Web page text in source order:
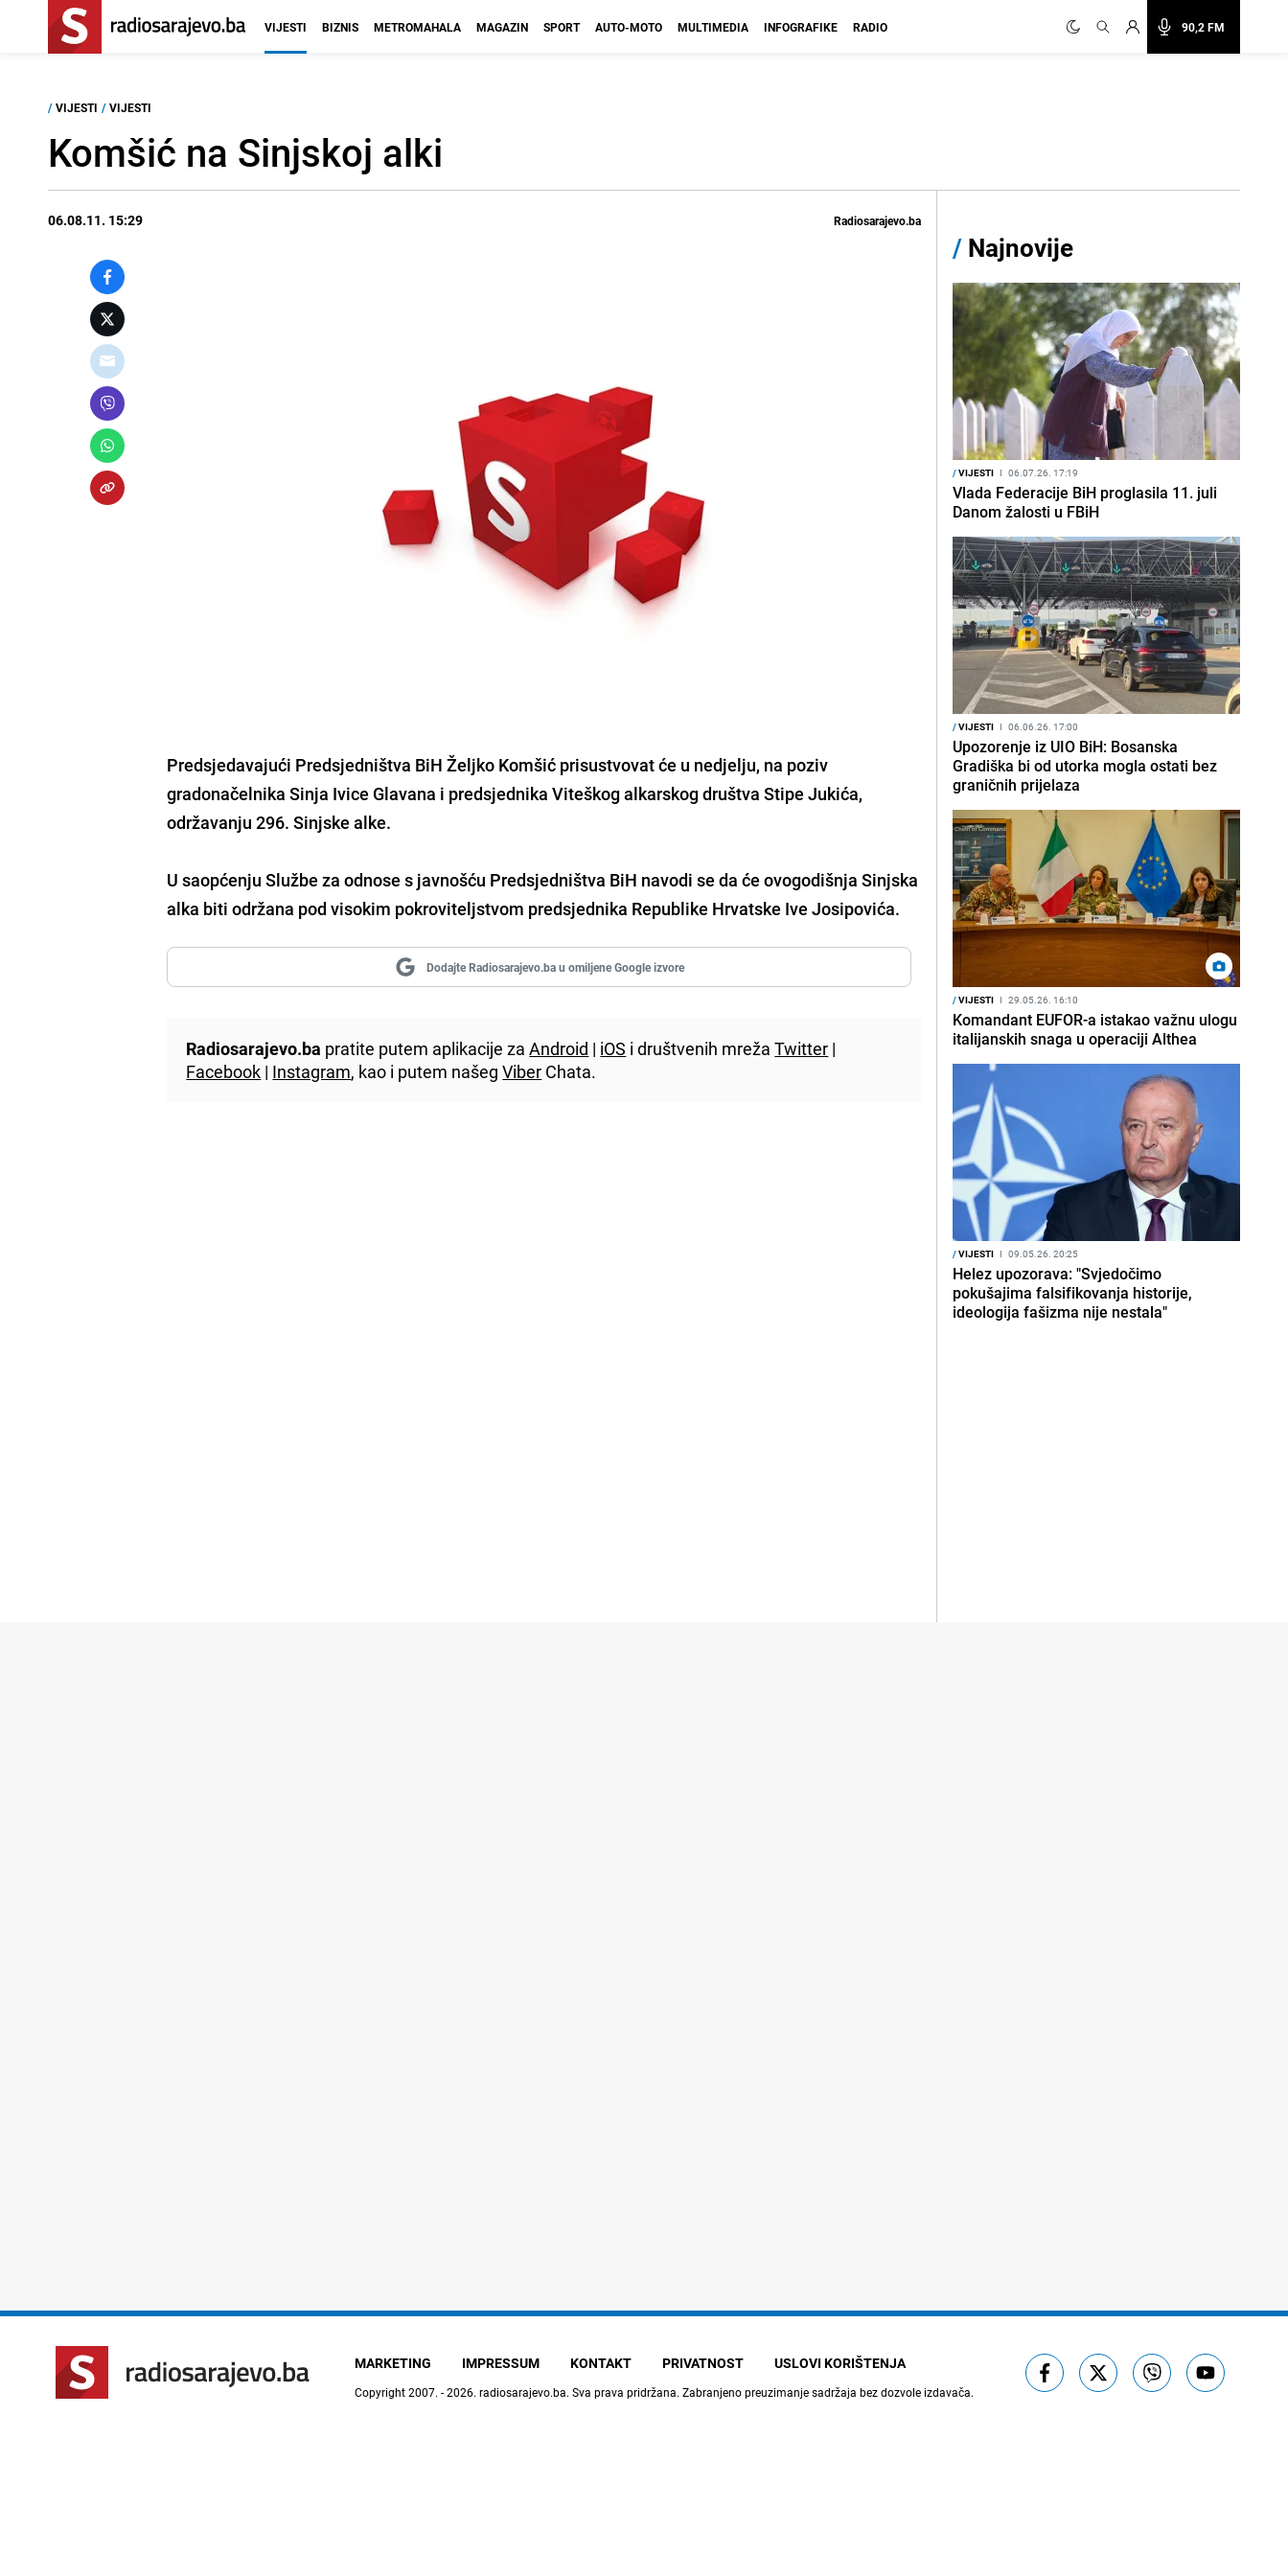
90,2 FM
VIJESTI BIZNIS METROMAHALA MAGAZIN SPORT AUTO-MOTO MULTIMEDIA INFOGRAFIKE RADIO
/ VIJESTI / VIJESTI
Komšić na Sinjskoj alki
06.08.11. 15:29 Radiosarajevo.ba
Predsjedavajući Predsjedništva BiH Željko Komšić prisustvovat će u nedjelju, na poziv
gradonačelnika Sinja Ivice Glavana i predsjednika Viteškog alkarskog društva Stipe Jukića,
održavanju 296. Sinjske alke.
U saopćenju Službe za odnose s javnošću Predsjedništva BiH navodi se da će ovogodišnja Sinjska
alka biti održana pod visokim pokroviteljstvom predsjednika Republike Hrvatske Ive Josipovića.
Dodajte Radiosarajevo.ba u omiljene Google izvore
Radiosarajevo.ba pratite putem aplikacije zaAndroid | iOS i društvenih mrežaTwitter |
Facebook | Instagram, kao i putem našegViber Chata.
/ Najnovije
/VIJESTI I 06.07.26. 17:19
Vlada Federacije BiH proglasila 11. juli
Danom žalosti u FBiH
/VIJESTI I 06.06.26. 17:00
Upozorenje iz UIO BiH: Bosanska
Gradiška bi od utorka mogla ostati bez
graničnih prijelaza
/VIJESTI I 29.05.26. 16:10
Komandant EUFOR-a istakao važnu ulogu
italijanskih snaga u operaciji Althea
/VIJESTI I 09.05.26. 20:25
Helez upozorava: "Svjedočimo
pokušajima falsifikovanja historije,
ideologija fašizma nije nestala"
MARKETING IMPRESSUM KONTAKT PRIVATNOST USLOVI KORIŠTENJA
Copyright 2007. - 2026. radiosarajevo.ba. Sva prava pridržana. Zabranjeno preuzimanje sadržaja bez dozvole izdavača.